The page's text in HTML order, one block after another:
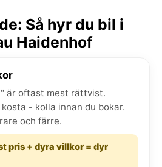
Så hyr du bil i
Haidenhof
är oftast mest rättvist.
kosta - kolla innan du bokar.
och färre.
pris + dyra villkor = dyr